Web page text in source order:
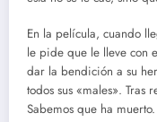
En la película, cuando
le pide que le lleve con
dar la bendición a su
todos sus «males». Tras
Sabemos que ha muerto.